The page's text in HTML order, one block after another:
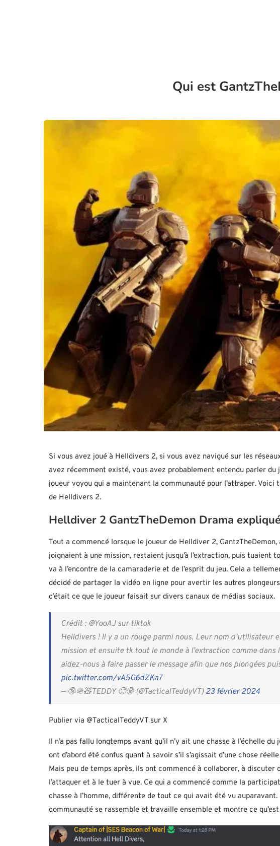
Qui est
Si vous avez joué à Helldivers 2, si vous avez navigué sur les
avez récemment existé, vous avez probablement entendu parler du
joueur voyou qui a maintenant la communauté pour l’attraper. Voici
de Helldivers 2.
Helldiver 2 GantzTheDemon Drama
Tout a commencé lorsque le joueur de Helldiver 2,
joignaient à une mission, restaient jusqu’à l’extraction, puis tuaient
va à l’encontre de la camaraderie et de l’esprit du jeu. Cela a
décidé de partager la vidéo en ligne pour avertir les autres
c’était ce que le joueur faisait sur divers canaux de médias sociaux.
Crédit : @YooAJ sur tiktok
Helldivers ! Il y a un rouge parmi nous. Leur nom d’utilisateur
mission et ensuite tk tout le monde à l’extraction comme dans
aidez-nous à faire passer le message afin que nos plongées
pic.twitter.com/vA5G6dZKa7
— 🔞🪖🧸TEDDY 🥵🔞 (@TacticalTeddyVT) 23 février 2024
Publier via @TacticalTeddyVT sur X
Il n’a pas fallu longtemps avant qu’il n’y ait une chasse à l’échelle
ont d’abord été confus quant à savoir s’il s’agissait d’une chose
Mais peu de temps après, ils ont commencé à collaborer, à discuter
l’attaquer et à le tuer à vue. Ce qui a commencé comme la
chasse à l’homme, différente de tout ce qui avait été vu
communauté se rassemble et travaille ensemble et montre ce